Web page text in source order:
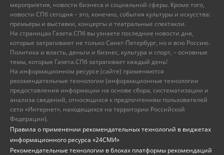
мероприятия, новости бизнеса и социальной сферы. Кроме того,
новости СПб сегодня – это, конечно, события культуры и искусства:
премьеры и выставки, концерты и театральные спектакли.
На страницах Газета.СПб вы узнаете последние новости дня,
которые затрагивают не только Санкт-Петербург, но и всю Россию.
Политика и власть, деньги и бизнес, культура и спорт, – основные
темы, которые Газета.СПб затрагивает каждый день!
На информационном ресурсе (сайте) применяются
рекомендательные технологии (информационные технологии
предоставления информации на основе сбора, систематизации и
анализа сведений, относящихся к предпочтениям пользователей
сети «Интернет», находящихся на территории Российской
Федерации).
Правила о применении рекомендательных технологий в виджетах
информационного ресурса «24СМИ»
Рекомендательные технологии в блоках платформы рекомендаций